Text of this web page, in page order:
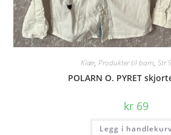
Klær, Produkter til barn, Str
POLARN O. PYRET
kr69
Legg i